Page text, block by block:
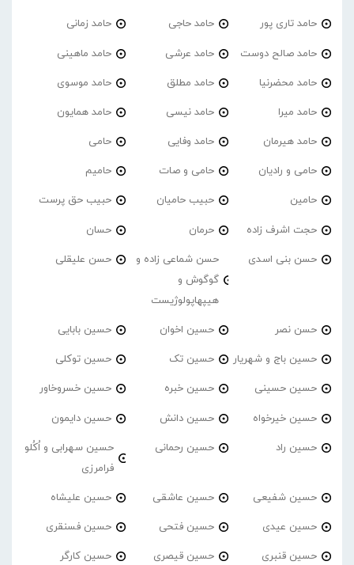
حامد تاری پور حامد حاجی حامد زمانی
حامد صالح دوست حامد عرشی حامد ماهینی
حامد محضرنیا حامد مطلق حامد موسوی
حامد میرا حامد نیسی حامد همایون
حامد هیرمان حامد وفایی حامی
حامی و رادیان حامی و صات حامیم
حامین حبیب حامیان حبیب حق پرست
حجت اشرف زاده حرمان حسان
حسن بنی اسدی
حسن شماعی زاده و
گوگوش و
هیپهاپولوژیست
حسن علیقلی
حسن نصر حسین اخوان حسین بابایی
حسین باج و شهریار حسین تک حسین توکلی
حسین حسینی حسین خبره حسین خسروخاور
حسین خیرخواه حسین دانش حسین دایمون
حسین راد حسین رحمانی
حسین سهرابی و اُکُلو
فرامرزی
حسین شفیعی حسین عاشقی حسین علیشاه
حسین عیدی حسین فتحی حسین فسنقری
حسین قنبری حسین قیصری حسین کارگر